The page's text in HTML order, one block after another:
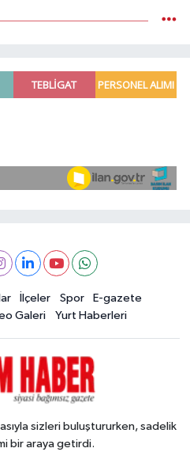
İlçeler Spor
E-gazete
Galeri Yurt Haberleri
sizleri buluştururken, sadelik
bir araya getirdi.